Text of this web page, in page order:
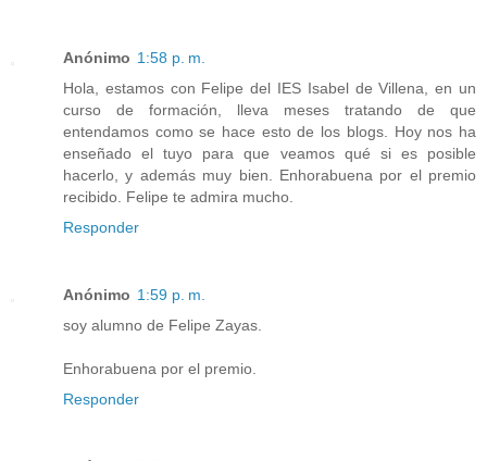
Anónimo 1:58 p. m.
Hola, estamos con Felipe del IES Isabel de Villena, en un
curso de formación, lleva meses tratando de que
entendamos como se hace esto de los blogs. Hoy nos ha
enseñado el tuyo para que veamos qué si es posible
hacerlo, y además muy bien. Enhorabuena por el premio
recibido. Felipe te admira mucho.
Responder
Anónimo 1:59 p. m.
soy alumno de Felipe Zayas.
Enhorabuena por el premio.
Responder